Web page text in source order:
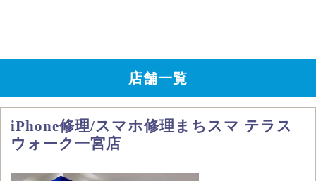
店舗一覧
iPhone修理/スマホ修理まちスマ テラス
ウォーク一宮店